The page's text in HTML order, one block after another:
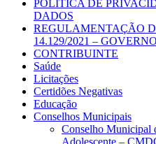
POLÍTICA DE
DADOS
REGULAMENTAÇÃO
14.129/2021 –
CONTRIBUINTE
Saúde
Licitações
Certidões Negativas
Educação
Conselhos Municipais
Conselho Municipal
Adolescente –